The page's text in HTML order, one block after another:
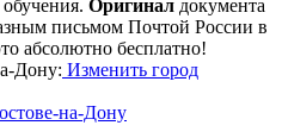
Оригинал документа
письмом Почтой России в
абсолютно бесплатно!
Дону: Изменить город
на-Дону